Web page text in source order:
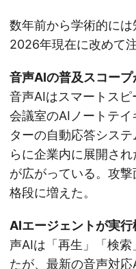
数年前から学術的には
2026年現在に改めて
音声AIの普及スコープ
音声AIはスマートス
会議室のAIノートテ
ターの自動応答シス
らに企業内に展開さ
が広がっている。攻
格段に増えた。
AIエージェントが実行
声AIは「再生」「検
たが、最新の音声対